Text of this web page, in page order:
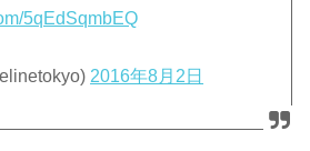
5qEdSqmbEQ
2016年8月2日